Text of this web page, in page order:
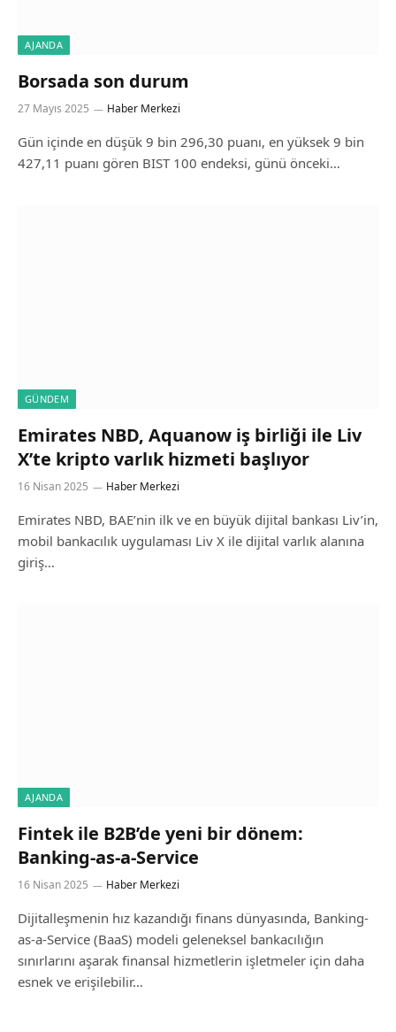
AJANDA
Borsada son durum
27 Mayıs 2025 Haber Merkezi
Gün içinde en düşük 9 bin 296,30 puanı, en yüksek 9 bin
427,11 puanı gören BIST 100 endeksi, günü önceki…
GÜNDEM
Emirates NBD, Aquanow iş birliği ile Liv
X’te kripto varlık hizmeti başlıyor
16 Nisan 2025 Haber Merkezi
Emirates NBD, BAE’nin ilk ve en büyük dijital bankası Liv’in,
mobil bankacılık uygulaması Liv X ile dijital varlık alanına
giriş…
AJANDA
Fintek ile B2B’de yeni bir dönem:
Banking-as-a-Service
16 Nisan 2025 Haber Merkezi
Dijitalleşmenin hız kazandığı finans dünyasında, Banking-
as-a-Service (BaaS) modeli geleneksel bankacılığın
sınırlarını aşarak finansal hizmetlerin işletmeler için daha
esnek ve erişilebilir…